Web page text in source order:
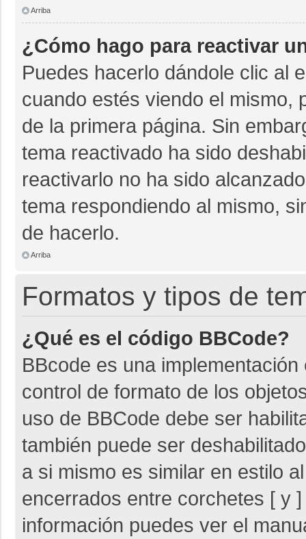
Arriba
¿Cómo hago para reactivar
Puedes hacerlo dándole clic al
cuando estés viendo el mismo,
de la primera página. Sin
tema reactivado ha sido
reactivarlo no ha sido
tema respondiendo al mismo,
de hacerlo.
Arriba
Formatos y tipos de
¿Qué es el código BBCode?
BBcode es una
control de formato de los
uso de BBCode debe ser
también puede ser
a si mismo es similar en estilo
encerrados entre corchetes [ y
información puedes ver el